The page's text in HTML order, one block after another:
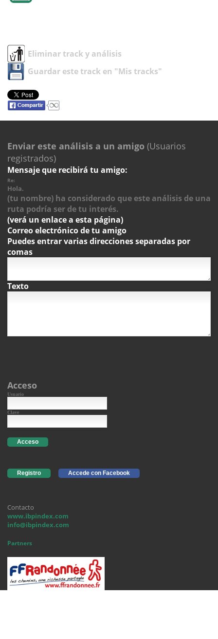
Eliminar track y análisis
Guardar este track en "Mis tracks"
Enviar este análisis a un amigo (Usuarios
registrados)
Mensaje que recibirá tu amigo:
Re:
Hola.
(tu nombre) ha considerado que este análisis de una
ruta podría ser de tu interés.
(verá un enlace a esta página)
Correo electrónico de tu amigo
Puedes entrar varias direcciones separadas por
comas
Texto
Acceso
Usuario
Clave
Acceso
Registro Accede con Facebook
Contacto
www.ibpindex.com
info@ibpindex.com
Partners